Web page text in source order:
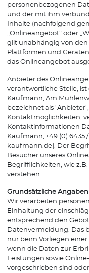
personenbezogenen
und der mit ihm
Inhalte (nachfolgend
„Onlineangebot“ oder
gilt unabhängig von den
Plattformen und
das Onlineangebot
Anbieter des
verantwortliche Stelle,
Kaufmann, Am
bezeichnet als "Anbieter",
Kontaktmöglichkeiten,
Kontaktinformationen
Kaufmann, +49 (0) 6435
kaufmann.de]. Der
Besucher unseres
Begrifflichkeiten, wie
verstehen.
Grundsätzliche
Wir verarbeiten
Einhaltung der
entsprechend den
Datenvermeidung. Das
nur beim Vorliegen
wenn die Daten zur
Leistungen sowie
vorgeschrieben sind